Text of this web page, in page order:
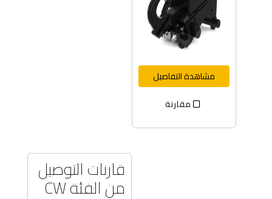
مشاهدة التفاصيل
مقارنة
قارنات التوصيل
من الفئة CW